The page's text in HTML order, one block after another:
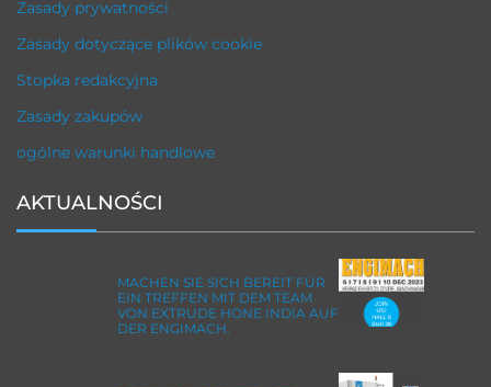
Zasady prywatności
Zasady dotyczące plików cookie
Stopka redakcyjna
Zasady zakupów
ogólne warunki handlowe
AKTUALNOŚCI
MACHEN SIE SICH BEREIT FÜR
EIN TREFFEN MIT DEM TEAM
VON EXTRUDE HONE INDIA AUF
DER ENGIMACH.